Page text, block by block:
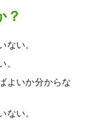
？
ない。
。
よいか分からな
ない。